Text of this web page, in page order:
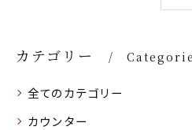
カテゴリー
全てのカテゴリー
カウンター